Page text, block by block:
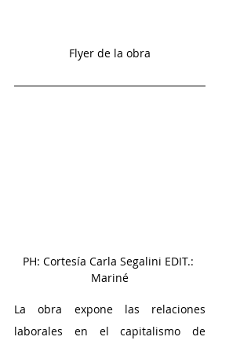
Flyer de la obra
PH: Cortesía Carla Segalini EDIT.:
Mariné
La obra expone las relaciones
laborales en el capitalismo de